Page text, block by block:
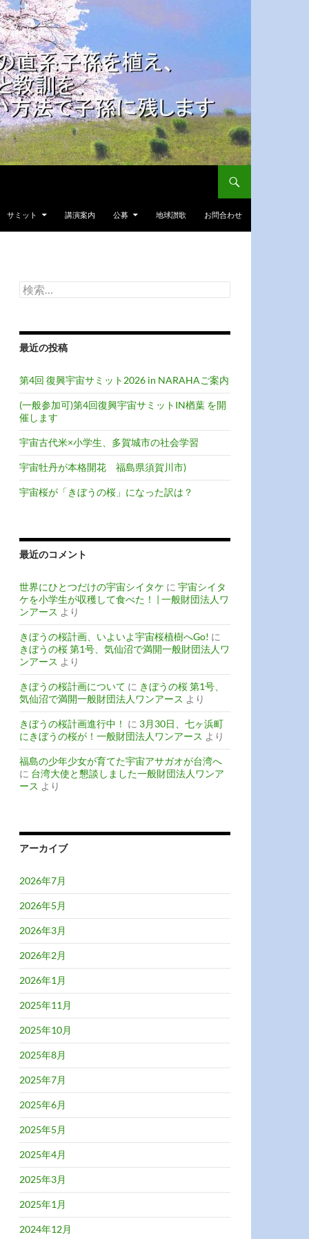
サミット 講演案内 公募 地球讃歌 お問合わせ
検
索:
最近の投稿
第4回 復興宇宙サミット2026 in NARAHAご案内
(一般参加可)第4回復興宇宙サミットIN楢葉 を開
催します
宇宙古代米×小学生、多賀城市の社会学習
宇宙牡丹が本格開花 福島県須賀川市)
宇宙桜が「きぼうの桜」になった訳は？
最近のコメント
世界にひとつだけの宇宙シイタケ に 宇宙シイタ
ケを小学生が収穫して食べた！ | 一般財団法人ワ
ンアース より
きぼうの桜計画、いよいよ宇宙桜植樹へGo! に
きぼうの桜 第1号、気仙沼で満開一般財団法人ワ
ンアース より
きぼうの桜計画について に きぼうの桜 第1号、
気仙沼で満開一般財団法人ワンアース より
きぼうの桜計画進行中！ に 3月30日、七ヶ浜町
にきぼうの桜が！一般財団法人ワンアース より
福島の少年少女が育てた宇宙アサガオが台湾へ
に 台湾大使と懇談しました一般財団法人ワンア
ース より
アーカイブ
2026年7月
2026年5月
2026年3月
2026年2月
2026年1月
2025年11月
2025年10月
2025年8月
2025年7月
2025年6月
2025年5月
2025年4月
2025年3月
2025年1月
2024年12月